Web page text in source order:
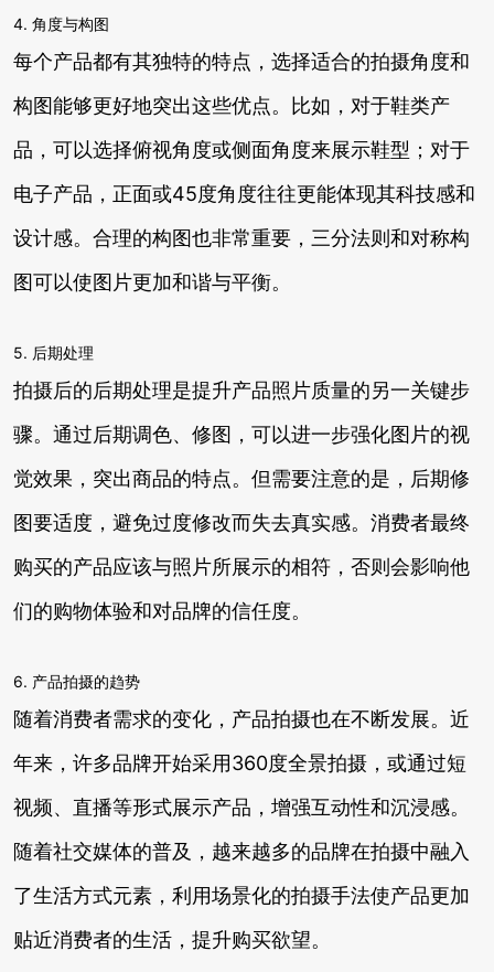
4. 角度与构图
每个产品都有其独特的特点，选择适合的拍摄角度和
构图能够更好地突出这些优点。比如，对于鞋类产
品，可以选择俯视角度或侧面角度来展示鞋型；对于
电子产品，正面或45度角度往往更能体现其科技感和
设计感。合理的构图也非常重要，三分法则和对称构
图可以使图片更加和谐与平衡。
5. 后期处理
拍摄后的后期处理是提升产品照片质量的另一关键步
骤。通过后期调色、修图，可以进一步强化图片的视
觉效果，突出商品的特点。但需要注意的是，后期修
图要适度，避免过度修改而失去真实感。消费者最终
购买的产品应该与照片所展示的相符，否则会影响他
们的购物体验和对品牌的信任度。
6. 产品拍摄的趋势
随着消费者需求的变化，产品拍摄也在不断发展。近
年来，许多品牌开始采用360度全景拍摄，或通过短
视频、直播等形式展示产品，增强互动性和沉浸感。
随着社交媒体的普及，越来越多的品牌在拍摄中融入
了生活方式元素，利用场景化的拍摄手法使产品更加
贴近消费者的生活，提升购买欲望。